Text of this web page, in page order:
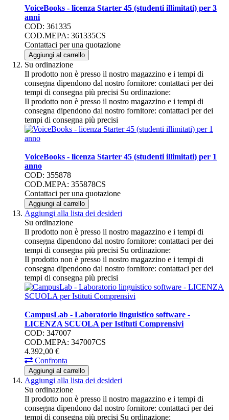
VoiceBooks - licenza Starter 45 (studenti illimitati) per 3
anni
COD: 361335
COD.MEPA: 361335CS
Contattaci per una quotazione
Aggiungi al carrello
Su ordinazione
Il prodotto non è presso il nostro magazzino e i tempi di
consegna dipendono dal nostro fornitore: contattaci per dei
tempi di consegna più precisi Su ordinazione:
Il prodotto non è presso il nostro magazzino e i tempi di
consegna dipendono dal nostro fornitore: contattaci per dei
tempi di consegna più precisi
VoiceBooks - licenza Starter 45 (studenti illimitati) per 1
anno
COD: 355878
COD.MEPA: 355878CS
Contattaci per una quotazione
Aggiungi al carrello
Aggiungi alla lista dei desideri
Su ordinazione
Il prodotto non è presso il nostro magazzino e i tempi di
consegna dipendono dal nostro fornitore: contattaci per dei
tempi di consegna più precisi Su ordinazione:
Il prodotto non è presso il nostro magazzino e i tempi di
consegna dipendono dal nostro fornitore: contattaci per dei
tempi di consegna più precisi
CampusLab - Laboratorio linguistico software -
LICENZA SCUOLA per Istituti Comprensivi
COD: 347007
COD.MEPA: 347007CS
4.392,00 €
Confronta
Aggiungi al carrello
Aggiungi alla lista dei desideri
Su ordinazione
Il prodotto non è presso il nostro magazzino e i tempi di
consegna dipendono dal nostro fornitore: contattaci per dei
tempi di consegna più precisi Su ordinazione: